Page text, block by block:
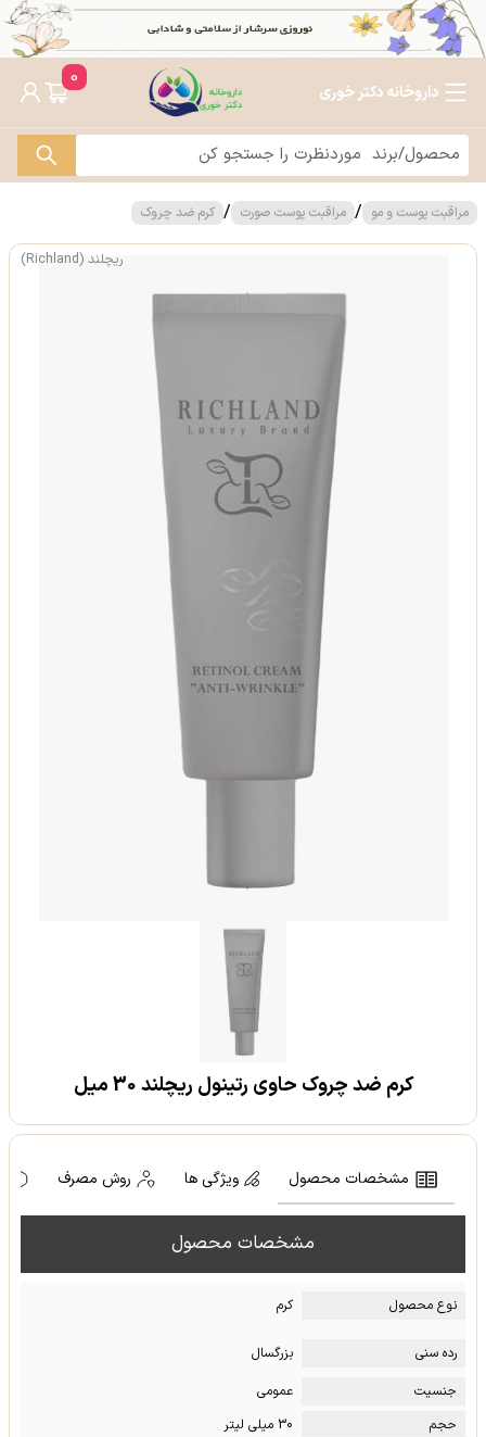
داروخانه دکتر خوری
0
مراقبت پوست و مو / مراقبت پوست صورت / کرم ضد چروک
ریچلند (Richland)
کرم ضد چروک حاوی رتینول ریچلند 30 میل
مشخصات محصول ویژگی ها روش مصرف
مشخصات محصول
نوع محصول کرم
رده سنی
بزرگسال
جنسیت
عمومی
حجم
30 میلی لیتر